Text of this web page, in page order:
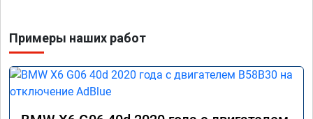
Примеры наших работ